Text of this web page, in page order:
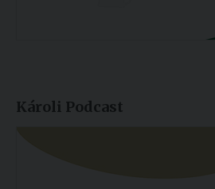
Károli Podcast